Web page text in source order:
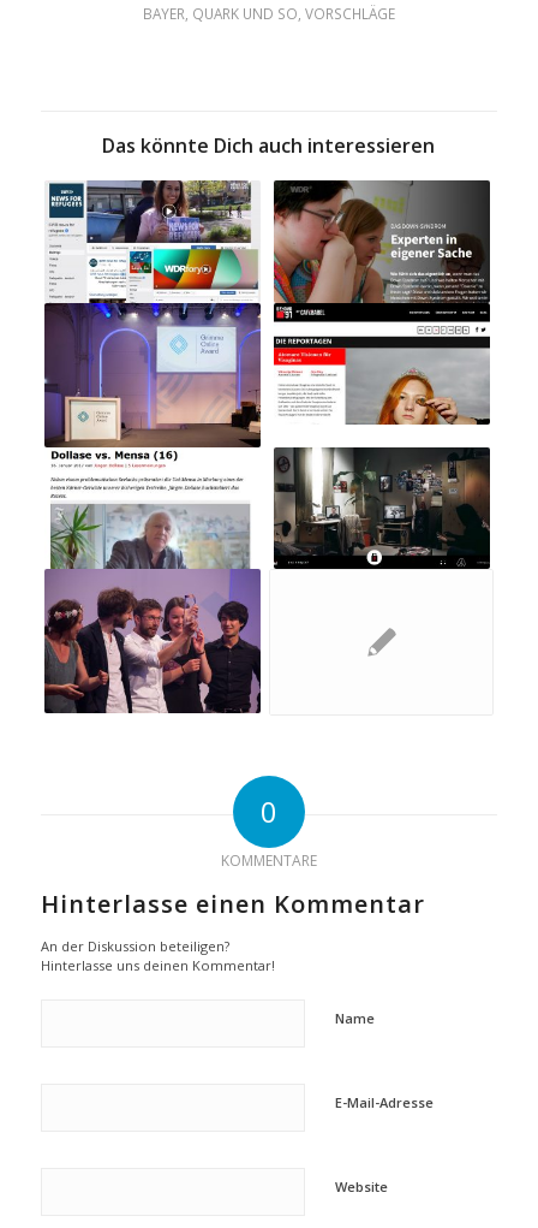
BAYER, QUARK UND SO, VORSCHLÄGE
Das könnte Dich auch interessieren
0
KOMMENTARE
Hinterlasse einen Kommentar
An der Diskussion beteiligen?
Hinterlasse uns deinen Kommentar!
Name
E-Mail-Adresse
Website